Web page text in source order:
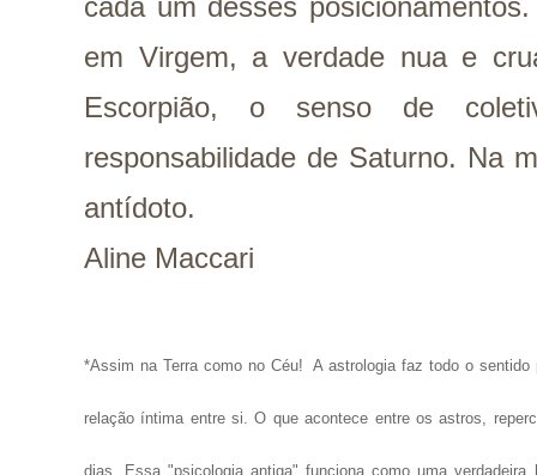
cada um desses
em Virgem, a verdade nua e
Escorpião, o senso de
responsabilidade de Saturno. Na
antídoto.
Aline Maccari
*Assim na Terra como no Céu! A astrologia faz todo o
relação íntima entre si. O que acontece entre os astros,
dias. Essa "psicologia antiga" funciona como uma